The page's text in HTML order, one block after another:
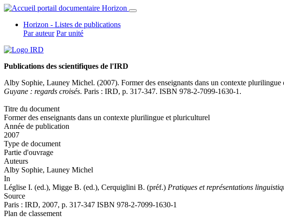
Horizon - Listes de publications
Par auteur Par unité
Publications des scientifiques de l'IRD
Alby Sophie, Launey Michel. (2007). Former des enseignants dans un contexte
Guyane : regards croisés. Paris : IRD, p. 317-347. ISBN 978-2-7099-1630-1.
Titre du document
Former des enseignants dans un contexte plurilingue et pluriculturel
Année de publication
2007
Type de document
Partie d'ouvrage
Auteurs
Alby Sophie, Launey Michel
In
Léglise I. (ed.), Migge B. (ed.), Cerquiglini B. (préf.) Pratiques et représentations
Source
Paris : IRD, 2007, p. 317-347 ISBN 978-2-7099-1630-1
Plan de classement